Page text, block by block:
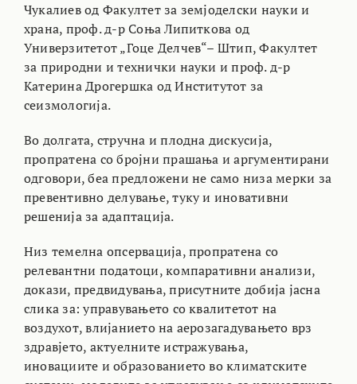
Чукалиев од Факултет за земјоделски науки и
храна, проф. д-р Соња Липиткова од
Универзитетот „Гоце Делчев“– Штип, Факултет
за прирoдни и технички науки и проф. д-р
Катерина Дрогершка од Институтот за
сеизмологија.
Во долгата, стручна и плодна дискусија,
пропратена со бројни прашања и аргументирани
одговори, беа предложени не само низа мерки за
превентивно делување, туку и иновативни
решенија за адаптација.
Низ темелна опсервација, пропратена со
релевантни податоци, компаративни анализи,
докази, предвидувања, присутните добија јасна
слика за: управувањето со квалитетот на
воздухот, влијанието на аерозагадувањето врз
здравјето, актуелните истражувања,
иновациите и образованието во климатските